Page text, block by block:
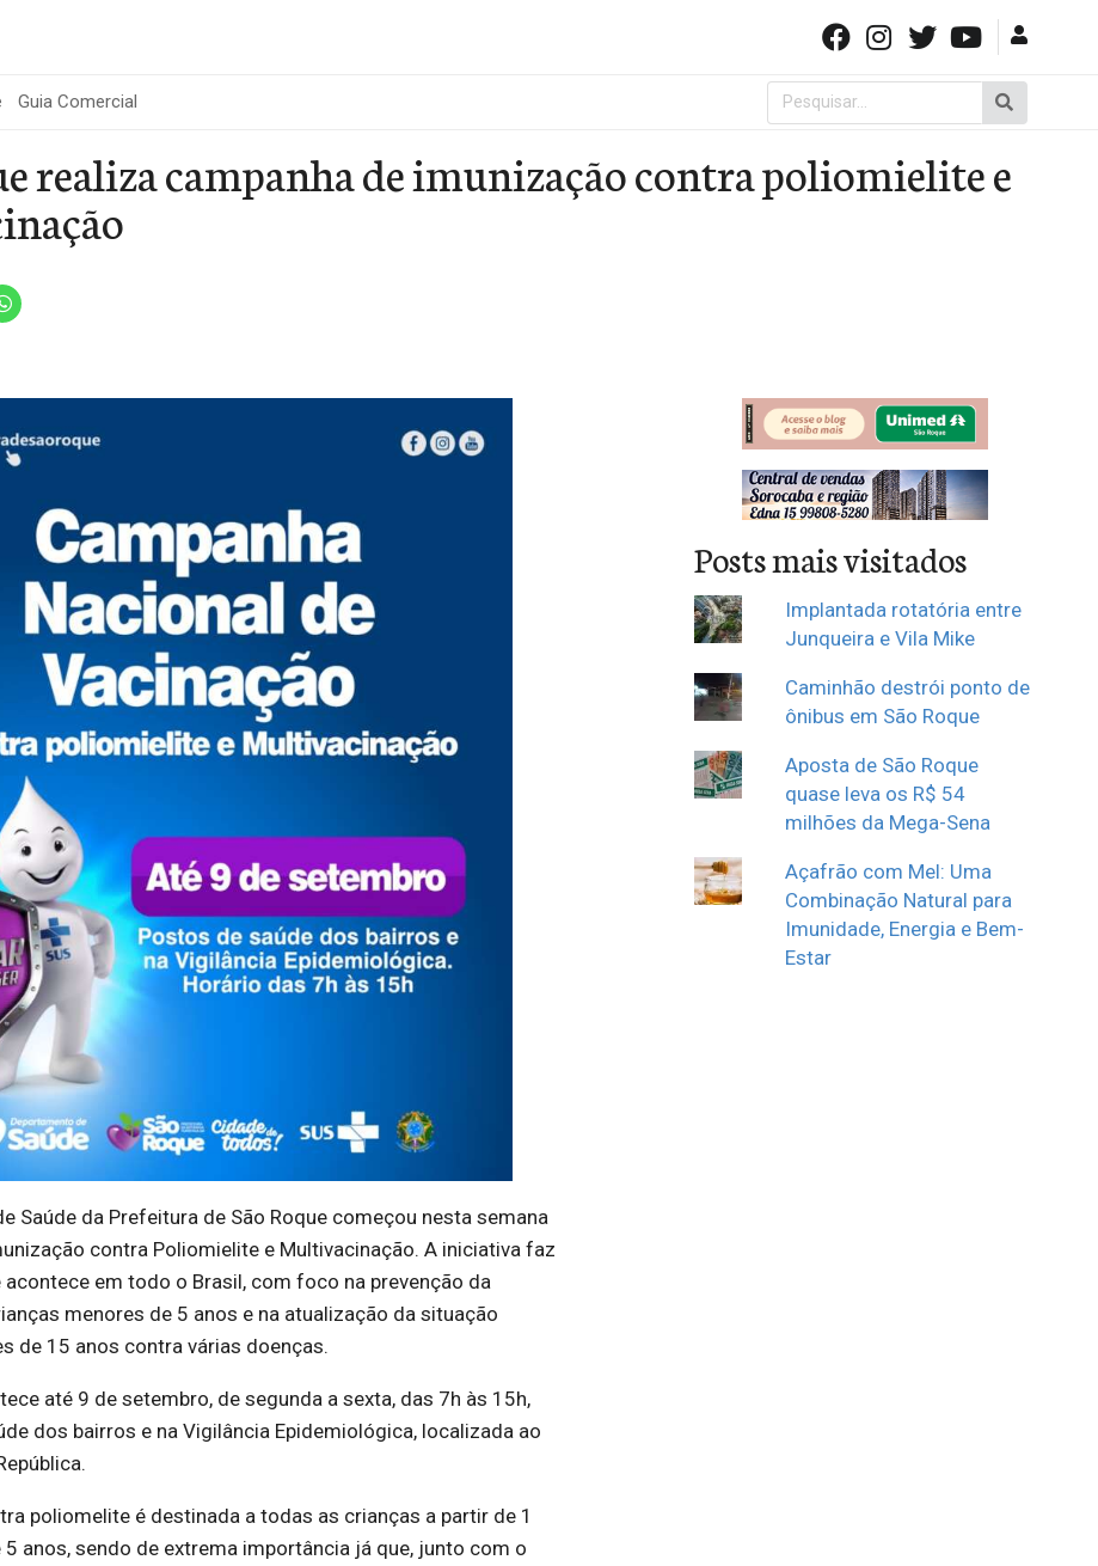
Guia Comercial
Pesquisar
por:
realiza campanha de imunização contra poliomielite e
Saúde da Prefeitura de São Roque começou nesta semana
contra Poliomielite e Multivacinação. A iniciativa faz
acontece em todo o Brasil, com foco na prevenção da
menores de 5 anos e na atualização da situação
de 15 anos contra várias doenças.
até 9 de setembro, de segunda a sexta, das 7h às 15h,
dos bairros e na Vigilância Epidemiológica, localizada ao
poliomelite é destinada a todas as crianças a partir de 1
5 anos, sendo de extrema importância já que, junto com o
Posts mais visitados
Implantada rotatória entre
Junqueira e Vila Mike
Caminhão destrói ponto de
ônibus em São Roque
Aposta de São Roque
quase leva os R$ 54
milhões da Mega-Sena
Açafrão com Mel: Uma
Combinação Natural para
Imunidade, Energia e Bem-
Estar